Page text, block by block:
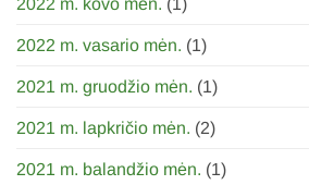
2022 m. vasario mėn. (1)
2021 m. gruodžio mėn. (1)
2021 m. lapkričio mėn. (2)
2021 m. balandžio mėn. (1)